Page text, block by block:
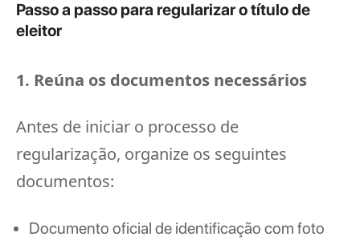
Passo a passo para regularizar o título de
eleitor
1. Reúna os documentos necessários
Antes de iniciar o processo de
regularização, organize os seguintes
documentos:
Documento oficial de identificação com foto